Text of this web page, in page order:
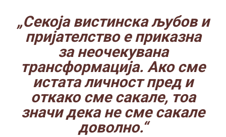
„Секоја вистинска љубов и
пријателство е приказна
за неочекувана
трансформација. Ако сме
истата личност пред и
откако сме сакале, тоа
значи дека не сме сакале
доволно.“